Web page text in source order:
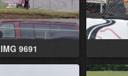
IMG 9691